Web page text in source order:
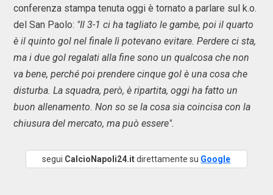
conferenza stampa tenuta oggi è tornato a parlare sul k.o.
del San Paolo: "Il 3-1 ci ha tagliato le gambe, poi il quarto
è il quinto gol nel finale lì potevano evitare. Perdere ci sta,
ma i due gol regalati alla fine sono un qualcosa che non
va bene, perché poi prendere cinque gol è una cosa che
disturba. La squadra, però, è ripartita, oggi ha fatto un
buon allenamento. Non so se la cosa sia coincisa con la
chiusura del mercato, ma può essere".
segui CalcioNapoli24.itdirettamente su Google